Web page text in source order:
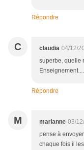
Répondre
C claudia 04/12/
superbe, quelle
Répondre
M marianne 03/
pense à
chaque fois il